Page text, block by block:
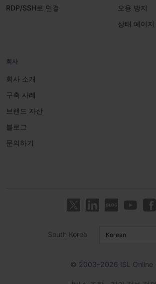
RDP/SSH로 연결
오용 방지
상태 페이지
회사
회사 소개
구축 사례
브랜드 자산
블로그
문의하기
South Korea
© 2003–2026 ISL Online